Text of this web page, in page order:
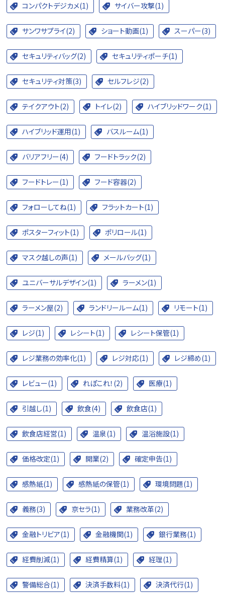
コンパクトデジカメ(1) サイバー攻撃(1)
サンワサプライ(2) ショート動画(1) スーパー(3)
セキュリティバッグ(2) セキュリティポーチ(1)
セキュリティ対策(3) セルフレジ(2)
テイクアウト(2) トイレ(2) ハイブリッドワーク(1)
ハイブリッド運用(1) バスルーム(1)
バリアフリー(4) フードトラック(2)
フードトレー(1) フード容器(2)
フォローしてね(1) フラットカート(1)
ポスターフィット(1) ポリロール(1)
マスク越しの声(1) メールバッグ(1)
ユニバーサルデザイン(1) ラーメン(1)
ラーメン屋(2) ランドリールーム(1) リモート(1)
レジ(1) レシート(1) レシート保管(1)
レジ業務の効率化(1) レジ対応(1) レジ締め(1)
レビュー(1) れぽこれ！(2) 医療(1)
引越し(1) 飲食(4) 飲食店(1)
飲食店経営(1) 温泉(1) 温浴施設(1)
価格改定(1) 開業(2) 確定申告(1)
感熱紙(1) 感熱紙の保管(1) 環境問題(1)
義務(3) 京セラ(1) 業務改革(2)
金融トリビア(1) 金融機関(1) 銀行業務(1)
経費削減(1) 経費精算(1) 経理(1)
警備総合(1) 決済手数料(1) 決済代行(1)